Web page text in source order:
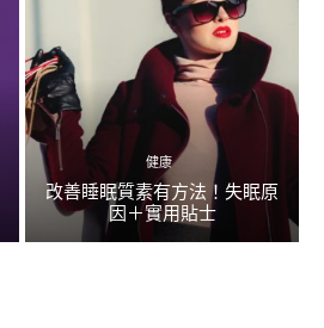
健康
改善睡眠質素有方法！失眠原
因＋實用貼士